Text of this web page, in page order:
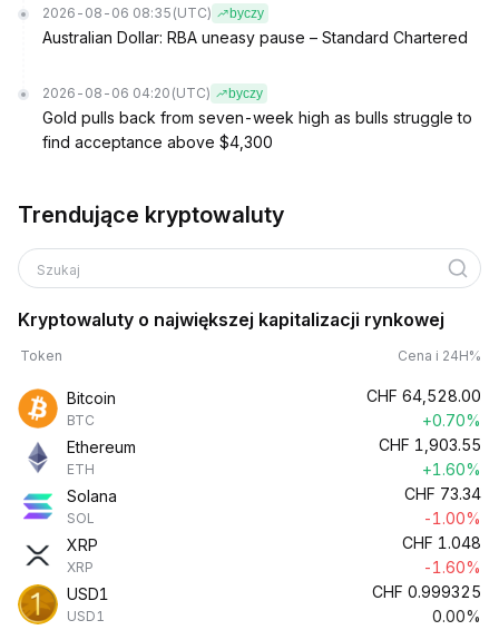
2026-08-06 08:35 (UTC) byczy
Australian Dollar: RBA uneasy pause – Standard Chartered
2026-08-06 04:20 (UTC) byczy
Gold pulls back from seven-week high as bulls struggle to
find acceptance above $4,300
Trendujące kryptowaluty
Szukaj
Kryptowaluty o największej kapitalizacji rynkowej
Token Cena i 24H%
Bitcoin
BTC
CHF 64,528.00
+0.70%
Ethereum
ETH
CHF 1,903.55
+1.60%
Solana
SOL
CHF 73.34
-1.00%
XRP
XRP
CHF 1.048
-1.60%
USD1
USD1
CHF 0.999325
0.00%